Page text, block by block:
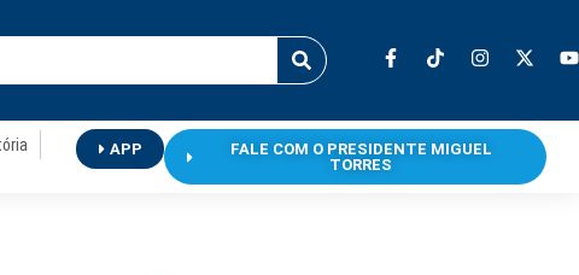
APP
FALE COM O PRESIDENTE MIGUEL
TORRES